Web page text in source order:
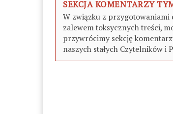
SEKCJA KOMENTARZY
W związku z
zalewem toksycznych treści,
przywrócimy sekcję
naszych stałych Czytelników